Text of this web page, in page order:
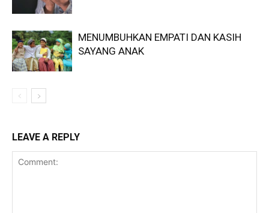
MENUMBUHKAN EMPATI DAN KASIH
SAYANG ANAK
LEAVE A REPLY